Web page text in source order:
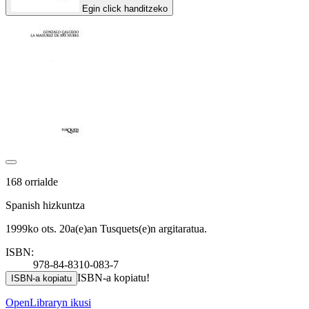
Egin click handitzeko
168 orrialde
Spanish hizkuntza
1999ko ots. 20a(e)an Tusquets(e)n argitaratua.
ISBN:
978-84-8310-083-7
ISBN-a kopiatu ISBN-a kopiatu!
OpenLibraryn ikusi